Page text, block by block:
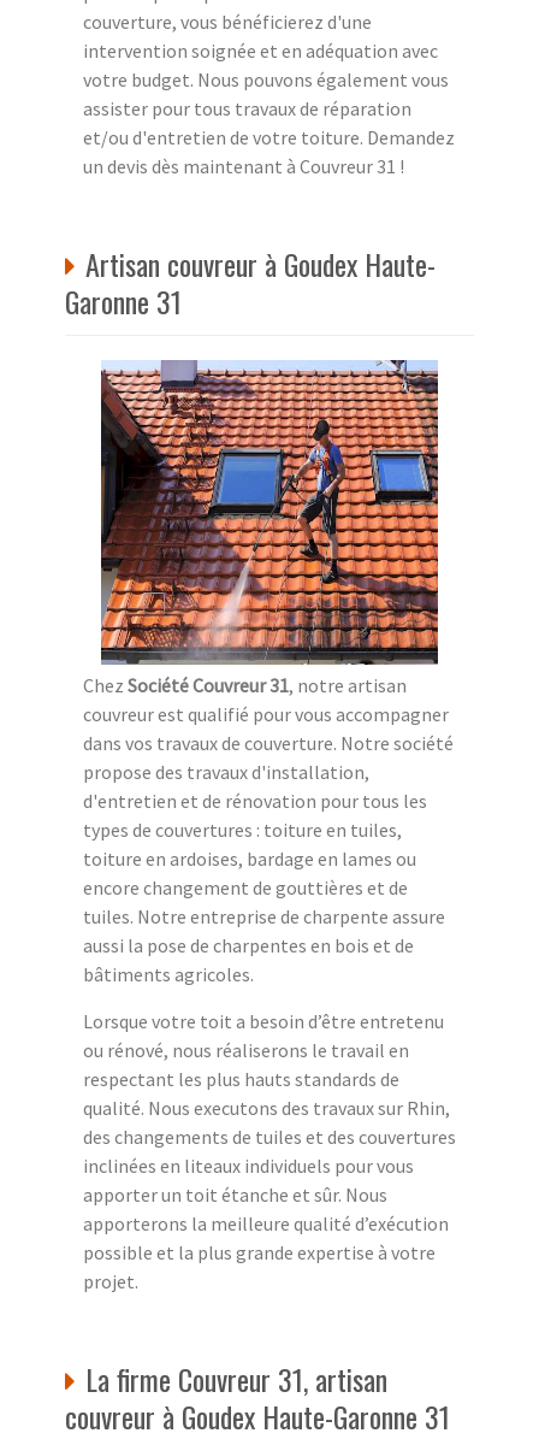
couverture, vous bénéficierez d'une
intervention soignée et en adéquation avec
votre budget. Nous pouvons également vous
assister pour tous travaux de réparation
et/ou d'entretien de votre toiture. Demandez
un devis dès maintenant à Couvreur 31 !
Artisan couvreur à Goudex Haute-
Garonne 31
Chez Société Couvreur 31, notre artisan
couvreur est qualifié pour vous accompagner
dans vos travaux de couverture. Notre société
propose des travaux d'installation,
d'entretien et de rénovation pour tous les
types de couvertures : toiture en tuiles,
toiture en ardoises, bardage en lames ou
encore changement de gouttières et de
tuiles. Notre entreprise de charpente assure
aussi la pose de charpentes en bois et de
bâtiments agricoles.
Lorsque votre toit a besoin d’être entretenu
ou rénové, nous réaliserons le travail en
respectant les plus hauts standards de
qualité. Nous executons des travaux sur Rhin,
des changements de tuiles et des couvertures
inclinées en liteaux individuels pour vous
apporter un toit étanche et sûr. Nous
apporterons la meilleure qualité d’exécution
possible et la plus grande expertise à votre
projet.
La firme Couvreur 31, artisan
couvreur à Goudex Haute-Garonne 31